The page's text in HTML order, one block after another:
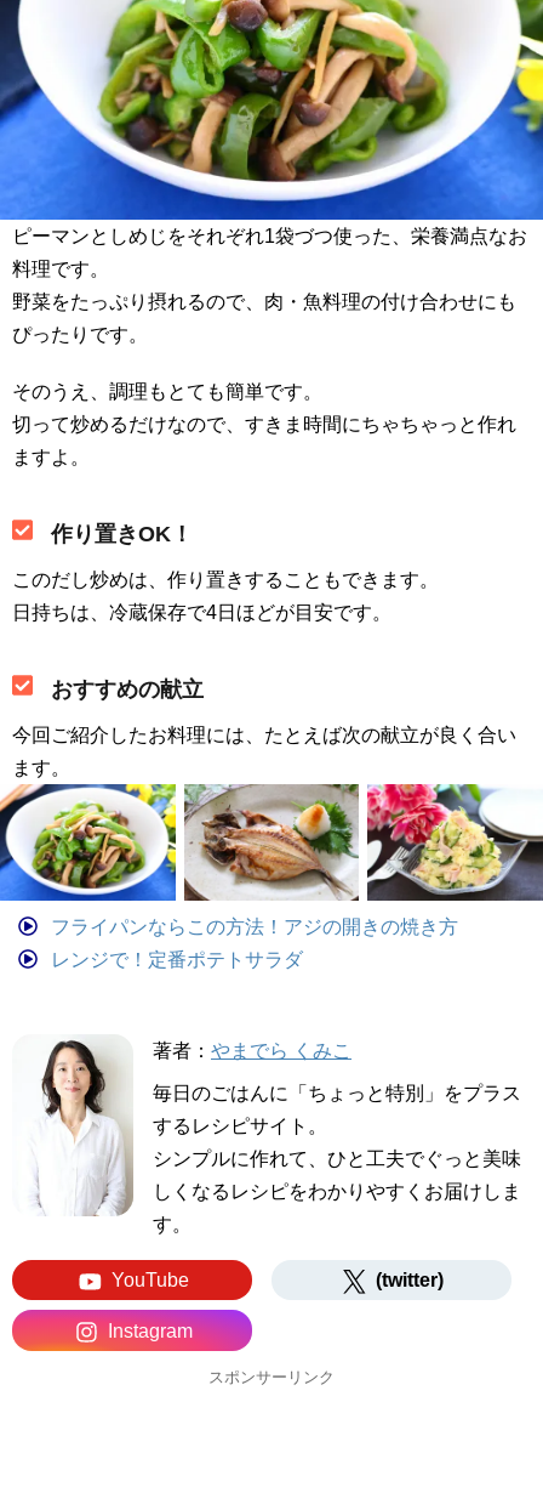
ピーマンとしめじをそれぞれ1袋づつ使った、栄養満点なお
料理です。
野菜をたっぷり摂れるので、肉・魚料理の付け合わせにも
ぴったりです。
そのうえ、調理もとても簡単です。
切って炒めるだけなので、すきま時間にちゃちゃっと作れ
ますよ。
作り置きOK！
このだし炒めは、作り置きすることもできます。
日持ちは、冷蔵保存で4日ほどが目安です。
おすすめの献立
今回ご紹介したお料理には、たとえば次の献立が良く合い
ます。
フライパンならこの方法！アジの開きの焼き方
レンジで！定番ポテトサラダ
著者： やまでら くみこ
毎日のごはんに「ちょっと特別」をプラス
するレシピサイト。
シンプルに作れて、ひと工夫でぐっと美味
しくなるレシピをわかりやすくお届けしま
す。
YouTube (twitter)
Instagram
スポンサーリンク